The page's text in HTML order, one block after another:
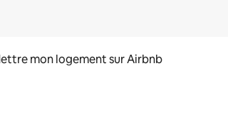
mon logement sur Airbnb